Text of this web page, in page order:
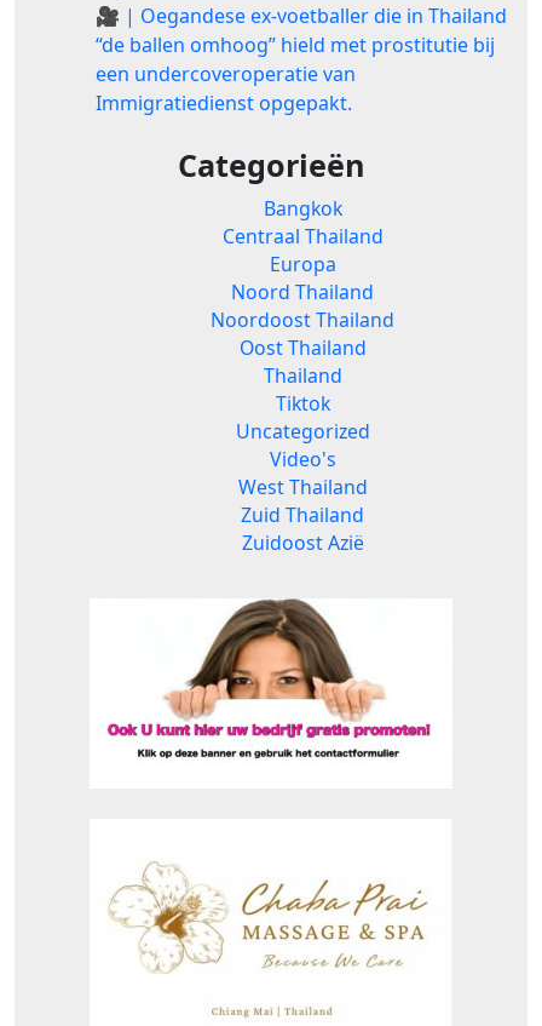
🎥 | Oegandese ex-voetballer die in Thailand
“de ballen omhoog” hield met prostitutie bij
een undercoveroperatie van
Immigratiedienst opgepakt.
Categorieën
Bangkok
Centraal Thailand
Europa
Noord Thailand
Noordoost Thailand
Oost Thailand
Thailand
Tiktok
Uncategorized
Video's
West Thailand
Zuid Thailand
Zuidoost Azië